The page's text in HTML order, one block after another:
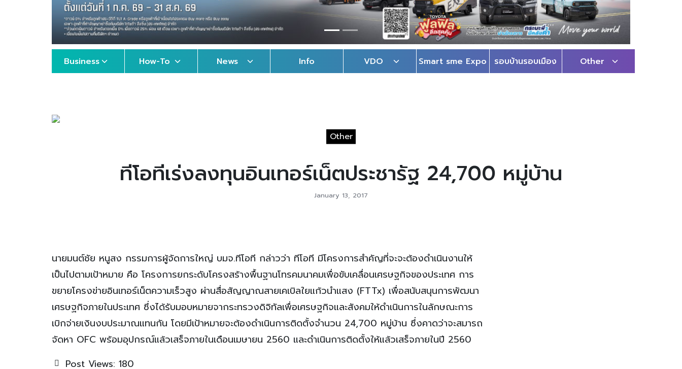
Business How-To News Info VDO Smart sme Expo รอบบ้านรอบเมือง Other
Other
ทีโอทีเร่งลงทุนอินเทอร์เน็ตประชารัฐ 24,700 หมู่บ้าน
นายมนต์ชัย หนูสง กรรมการผู้จัดการใหญ่ บมจ.ทีโอที กล่าวว่า ทีโอที มีโครงการสำคัญที่จะจะต้องดำเนินงานให้
เป็นไปตามเป้าหมาย คือ โครงการยกระดับโครงสร้างพื้นฐานโทรคมนาคมเพื่อขับเคลื่อนเศรษฐกิจของประเทศ การ
ขยายโครงข่ายอินเทอร์เน็ตความเร็วสูง ผ่านสื่อสัญญาณสายเคเบิลใยแก้วนำแสง (FTTx) เพื่อสนับสนุนการพัฒนา
เศรษฐกิจภายในประเทศ ซึ่งได้รับมอบหมายจากระทรวงดิจิทัลเพื่อเศรษฐกิจและสังคมให้ดำเนินการในลักษณะการ
เบิกจ่ายเงินงบประมาณแทนกัน โดยมีเป้าหมายจะต้องดำเนินการติดตั้งจำนวน 24,700 หมู่บ้าน ซึ่งคาดว่าจะสมารถ
จัดหา OFC พร้อมอุปกรณ์แล้วเสร็จภายในเดือนเมษายน 2560 และดำเนินการติดตั้งให้แล้วเสร็จภายในปี 2560